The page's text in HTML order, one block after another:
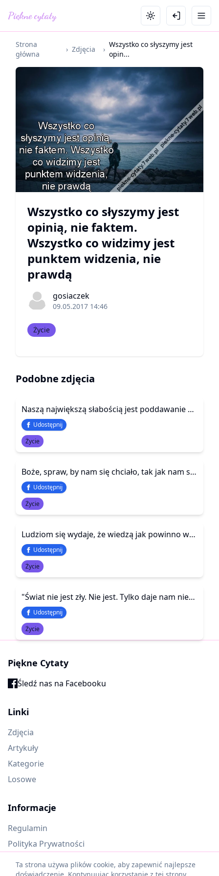
Piękne cytaty
Strona
główna
› Zdjęcia ›
Wszystko co słyszymy jest
opin...
Wszystko co słyszymy jest
opinią, nie faktem.
Wszystko co widzimy jest
punktem widzenia, nie
prawdą
gosiaczek
09.05.2017 14:46
Życie
Podobne zdjęcia
Naszą największą słabością jest poddawanie się. Najpewniejszą drogą do sukcesu jest zawsze próbowanie jeden, kolejny raz.
Udostępnij
Życie
Boże, spraw, by nam się chciało, tak jak nam się nie chce
Udostępnij
Życie
Ludziom się wydaje, że wiedzą jak powinno wyglądać nasze życie. Natomiast nikt nie wie, w jaki sposób powinien przeżyć własne.
Udostępnij
Życie
"Świat nie jest zły. Nie jest. Tylko daje nam niekończące się lekcje. Dlatego ludzi trzeba ostrożnie wpuszczać do swojego życia, w swoje cztery ściany. Wybierać rozsądnie, aby nie brudzić się błotem przykrych słów albo gliną rzucaną w twarz. I najważniejsze: nie podlewać roślin, które już umierają od korzenia."
Udostępnij
Życie
Piękne Cytaty
Śledź nas na Facebooku
Linki
Zdjęcia
Artykuły
Kategorie
Losowe
Informacje
Regulamin
Polityka Prywatności
Oczekujące materiały
Ta strona używa plików cookie, aby zapewnić najlepsze